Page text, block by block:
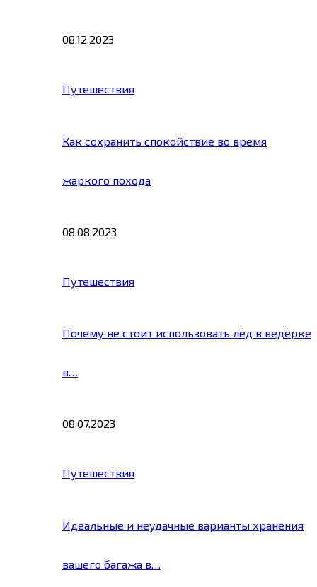
08.12.2023
Путешествия
Как сохранить спокойствие во время
жаркого похода
08.08.2023
Путешествия
Почему не стоит использовать лёд в ведёрке
в…
08.07.2023
Путешествия
Идеальные и неудачные варианты хранения
вашего багажа в…